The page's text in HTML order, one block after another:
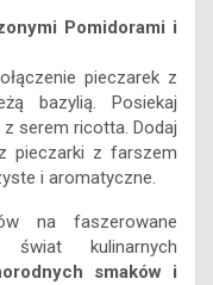
Pomidorami i
pieczarek z
bazylią. Posiekaj
serem ricotta. Dodaj
pieczarki z farszem
i aromatyczne.
na faszerowane
kulinarnych
smaków i